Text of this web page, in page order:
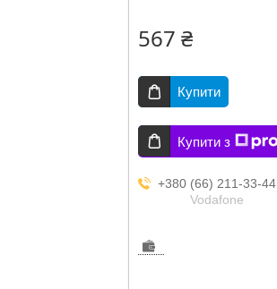
567 ₴
Купити
Купити з
+380 (66) 211-33-44
Vodafone